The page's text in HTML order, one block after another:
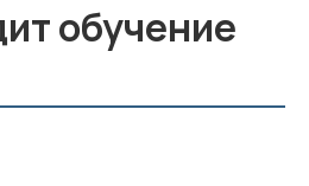
обучение